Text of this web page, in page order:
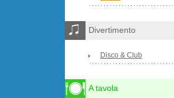
Divertimento
Disco & Club
A tavola